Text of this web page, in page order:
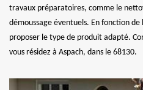
travaux préparatoires, comme le
démoussage éventuels. En fonction
proposer le type de produit adapté.
vous résidez à Aspach, dans le 68130.